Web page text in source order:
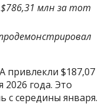
$786,31 млн за тот
привлекли $187,07
2026 года. Это
с середины января.